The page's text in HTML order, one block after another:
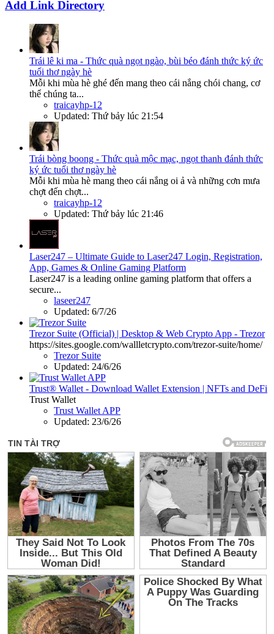
Add Link Directory
Trái lê ki ma - Thức quà ngọt ngào, bùi béo đánh thức ký ức
tuổi thơ ngày hè
Mỗi khi mùa hè ghé đến mang theo cái nắng chói chang, cơ
thể chúng ta...
traicayhp-12
Updated: Thứ bảy lúc 21:54
Trái bòng boong - Thức quà mộc mạc, ngọt thanh đánh thức
ký ức tuổi thơ ngày hè
Mỗi khi mùa hè mang theo cái nắng oi ả và những cơn mưa
chợt đến chợt...
traicayhp-12
Updated: Thứ bảy lúc 21:46
Laser247 – Ultimate Guide to Laser247 Login, Registration,
App, Games & Online Gaming Platform
Laser247 is a leading online gaming platform that offers a
secure...
laseer247
Updated: 6/7/26
Trezor Suite (Official) | Desktop & Web Crypto App - Trezor
https://sites.google.com/wallletcrypto.com/trezor-suite/home/
Trezor Suite
Updated: 24/6/26
Trust® Wallet - Download Wallet Extension | NFTs and DeFi
Trust Wallet
Trust Wallet APP
Updated: 23/6/26